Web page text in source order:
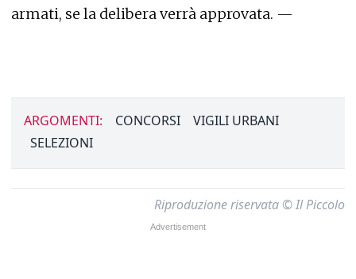
armati, se la delibera verrà approvata. —
ARGOMENTI: CONCORSI
VIGILI URBANI
SELEZIONI
Riproduzione riservata © Il Piccolo